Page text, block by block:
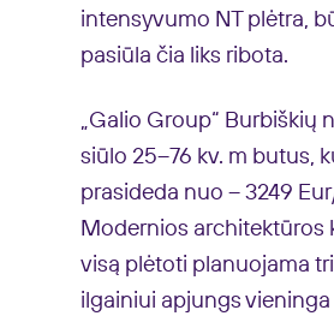
intensyvumo NT plėtra,
pasiūla čia liks ribota.
„Galio Group“ Burbiškių
siūlo 25–76 kv. m butus,
prasideda nuo – 3249
Modernios architektūros
visą plėtoti planuojama
ilgainiui apjungs